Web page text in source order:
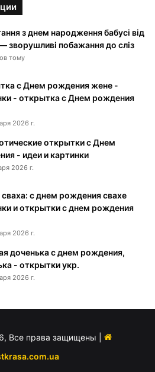
з днем народження бабусі від
зворушливі побажання до сліз
тому
с Днем рождения жене -
- открытка с Днем рождения
2026 г.
открытки с Днем
- идеи и картинки
2026 г.
с днем рождения свахе
и открытки с днем рождения
2026 г.
доченька с днем рождения,
- открытки укр.
2026 г.
Все права защищены |